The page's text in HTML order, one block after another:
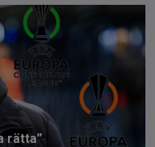
Li
n
k
rätta”